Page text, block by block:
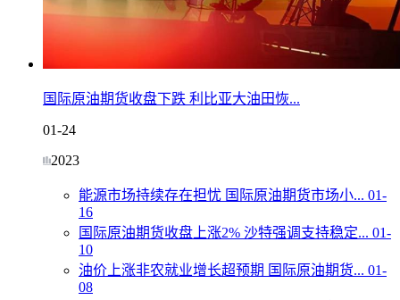
国际原油期货收盘下跌 利比亚大油田恢...
01-24
2023
能源市场持续存在担忧 国际原油期货市场小... 01-
16
国际原油期货收盘上涨2% 沙特强调支持稳定... 01-
10
油价上涨非农就业增长超预期 国际原油期货... 01-
08